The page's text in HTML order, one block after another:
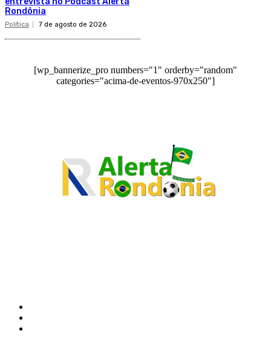
Rondônia
Política 7 de agosto de 2026
[wp_bannerize_pro numbers="1" orderby="random"
categories="acima-de-eventos-970x250"]